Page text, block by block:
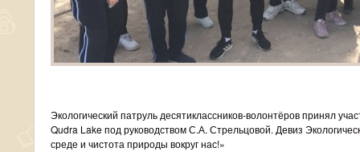
Экологический патруль десятиклассников-волонтёров принял
Qudra Lake под руководством С.А. Стрельцовой. Девиз
среде и чистота природы вокруг нас!»